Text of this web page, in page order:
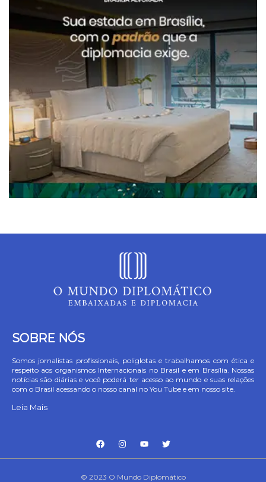
SOBRE NÓS
Somos jornalistas profissionais, poliglotas e trabalhamos com ética e
respeito aos organismos Internacionais no Brasil e em Brasília. Nossas
notícias são diárias e você poderá ter acesso ao mundo e suas relações
com o Brasil acessando o nosso canal no You Tube e em nosso site.
Leia Mais
© 2023 O Mundo Diplomático